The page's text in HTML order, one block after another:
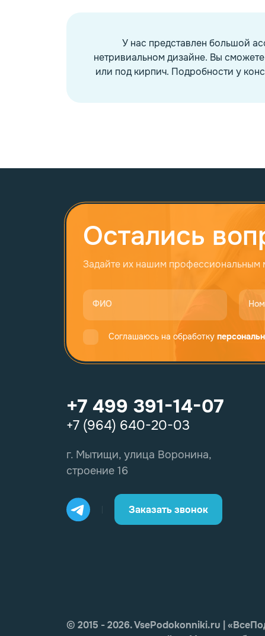
У нас представлен большой
нетривиальном дизайне. Вы
или под кирпич. Подробности у
Остались
Задайте их нашим профессиональным
ФИО
Соглашаюсь на обработку
+7 499 391-14-07
+7 (964) 640-20-03
г. Мытищи, улица Воронина,
строение 16
Заказать звонок
© 2015 - 2026. VsePodokonniki.ru |